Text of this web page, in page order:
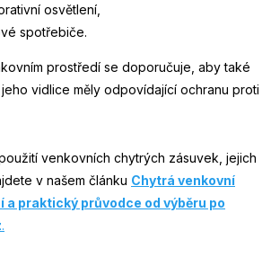
osvětlení,
spotřebiče.
prostředí se doporučuje, aby také
vidlice měly odpovídající ochranu proti
venkovních chytrých zásuvek, jejich
v našem článku Chytrá venkovní
a praktický průvodce od výběru po
.